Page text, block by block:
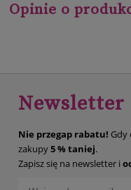
Opinie o
Newsletter
Nie przegap rabatu! Gdy
zakupy5 % taniej.
Zapisz się na newsletter i